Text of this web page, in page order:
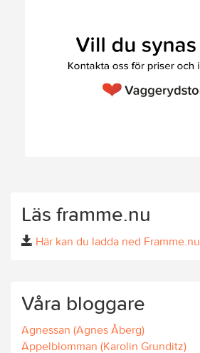
Läs framme.nu
Här kan du ladda ned Framme.nu.
Våra bloggare
Agnessan (Agnes Åberg)
Äppelblomman (Karolin Grunditz)